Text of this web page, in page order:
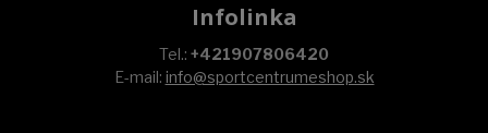
Infolinka
Tel.: +421907806420
E-mail: info@sportcentrumeshop.sk